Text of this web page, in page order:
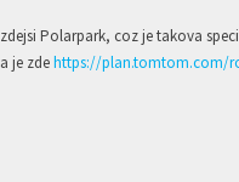
Polarpark, coz je takova
je zdehttps://plan.tomtom.com/